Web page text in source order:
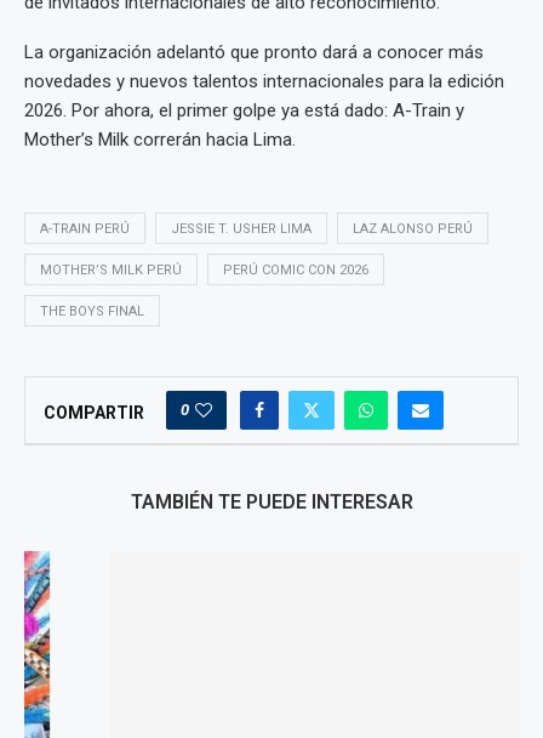
La organización adelantó que pronto dará a conocer más
novedades y nuevos talentos internacionales para la edición
2026. Por ahora, el primer golpe ya está dado: A-Train y
Mother’s Milk correrán hacia Lima.
A-TRAIN PERÚ JESSIE T. USHER LIMA LAZ ALONSO PERÚ
MOTHER’S MILK PERÚ PERÚ COMIC CON 2026
THE BOYS FINAL
COMPARTIR 0
TAMBIÉN TE PUEDE INTERESAR